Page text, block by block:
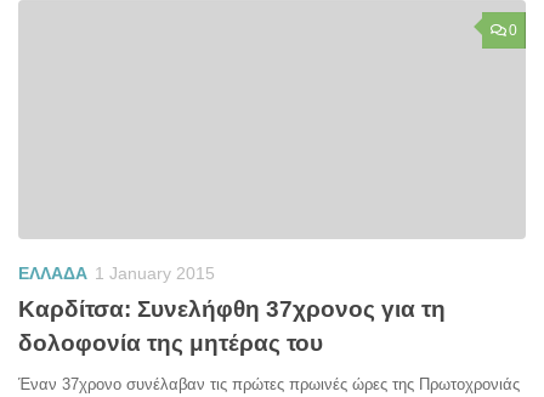
0
ΕΛΛΑΔΑ 1 January 2015
Καρδίτσα: Συνελήφθη 37χρονος για τη
δολοφονία της μητέρας του
Έναν 37χρονο συνέλαβαν τις πρώτες πρωινές ώρες της Πρωτοχρονιάς